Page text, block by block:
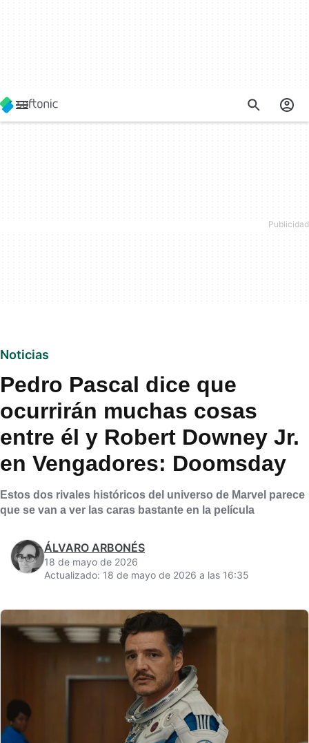
Noticias
Pedro Pascal dice que
ocurrirán muchas cosas
entre él y Robert Downey Jr.
en Vengadores: Doomsday
Estos dos rivales históricos del universo de Marvel parece
que se van a ver las caras bastante en la película
ÁLVARO ARBONÉS
18 de mayo de 2026
Actualizado: 18 de mayo de 2026 a las 16:35